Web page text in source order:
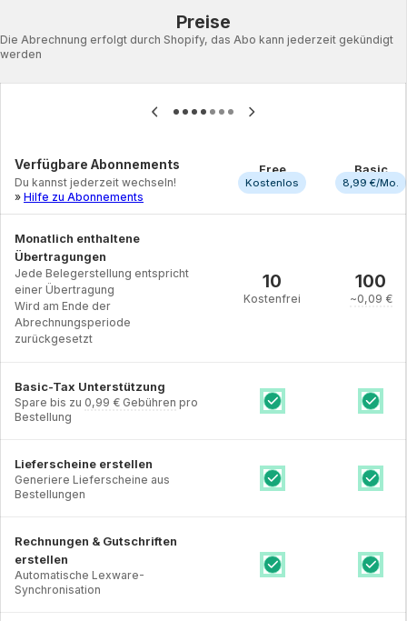
Preise
Die Abrechnung erfolgt durch Shopify, das Abo kann jederzeit gekündigt
werden
Verfügbare Abonnements
Du kannst jederzeit wechseln!
» Hilfe zu Abonnements
Free
Kostenlos
Basic
8,99 €/Mo.
Monatlich enthaltene
Übertragungen
Jede Belegerstellung entspricht
einer Übertragung
Wird am Ende der
Abrechnungsperiode
zurückgesetzt
10
Kostenfrei
100
~0,09 €
Basic-Tax Unterstützung
Spare bis zu 0,99 € Gebühren pro
Bestellung
Lieferscheine erstellen
Generiere Lieferscheine aus
Bestellungen
Rechnungen & Gutschriften
erstellen
Automatische Lexware-
Synchronisation